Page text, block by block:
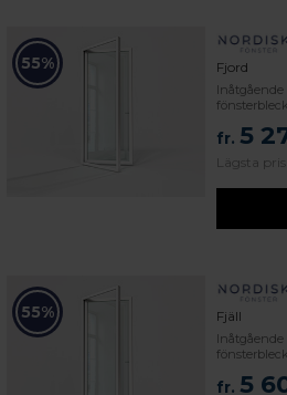
55% Fjord
Inåtgående
fönsterbleck
fr. 5
Lägsta
55% Fjäll
Inåtgående
fönsterbleck
fr. 5